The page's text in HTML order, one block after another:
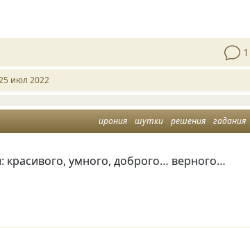
1
июл 2022
ирония шутки решения гадания
красивого, умного, доброго… верного…